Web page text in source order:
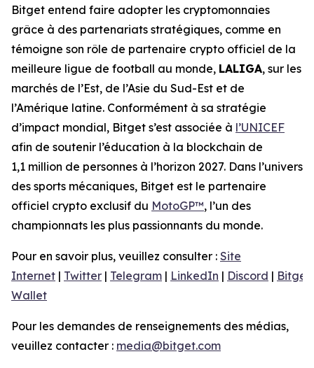
Bitget entend faire adopter les cryptomonnaies
grâce à des partenariats stratégiques, comme en
témoigne son rôle de partenaire crypto officiel de la
meilleure ligue de football au monde, LALIGA, sur les
marchés de l’Est, de l’Asie du Sud-Est et de
l’Amérique latine. Conformément à sa stratégie
d’impact mondial, Bitget s’est associée à l’UNICEF
afin de soutenir l’éducation à la blockchain de
1,1 million de personnes à l’horizon 2027. Dans l’univers
des sports mécaniques, Bitget est le partenaire
officiel crypto exclusif du MotoGP™, l’un des
championnats les plus passionnants du monde.
Pour en savoir plus, veuillez consulter : Site
Internet | Twitter | Telegram | LinkedIn | Discord | Bitget
Wallet
Pour les demandes de renseignements des médias,
veuillez contacter : media@bitget.com